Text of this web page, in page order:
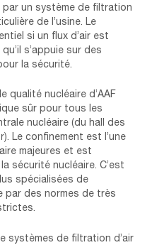
un système de filtration
de l’usine. Le
si un flux d’air est
s’appuie sur des
la sécurité.
qualité nucléaire d’AAF
sûr pour tous les
nucléaire (du hall des
Le confinement est l’une
majeures et est
sécurité nucléaire. C’est
spécialisées de
par des normes de très
systèmes de filtration d’air